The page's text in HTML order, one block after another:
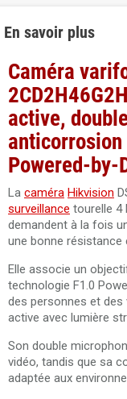
En savoir plus
Caméra
active,
Powered-by-
La caméra Hikvision
surveillance tourelle 4
demandent à la fois
une bonne résistance
Elle associe un
technologie F1.0
des personnes et des
active avec lumière
Son double
vidéo, tandis que sa
adaptée aux